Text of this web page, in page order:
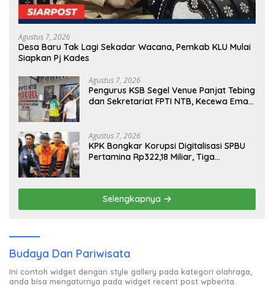
Agustus 7, 2026
Desa Baru Tak Lagi Sekadar Wacana, Pemkab KLU Mulai
Siapkan Pj Kades
Agustus 7, 2026
Pengurus KSB Segel Venue Panjat Tebing
dan Sekretariat FPTI NTB, Kecewa Emas
Agustus 7, 2026
KPK Bongkar Korupsi Digitalisasi SPBU
Pertamina Rp322,18 Miliar, Tiga
Selengkapnya
Budaya Dan Pariwisata
Ini contoh widget dengan style gallery pada kategori olahraga,
anda bisa mengaturnya pada widget recent post wpberita.